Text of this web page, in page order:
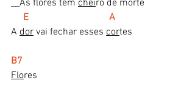
__As flores têm cheiro de morte
E                                 A
A dor vai fechar esses cortes
B7
Flores